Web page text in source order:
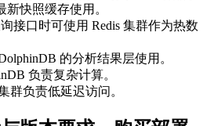
新快照缓存使用。
接口时可使用 Redis 集群作为热数
的分析结果层使用。
负责复杂计算。
群负责低延迟访问。